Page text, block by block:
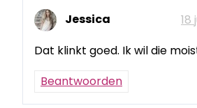
Jessica
18
Dat klinkt goed. Ik wil die
Beantwoorden